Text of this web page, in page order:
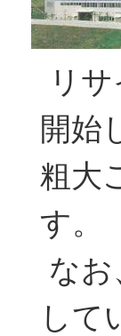
リ
開始
粗大
す。
なお
して